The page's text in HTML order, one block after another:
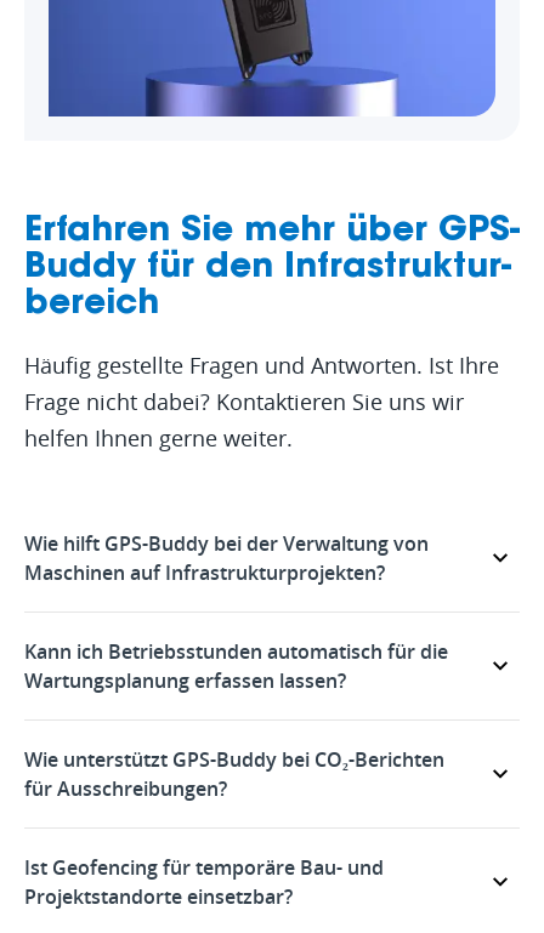
Erfahren Sie mehr über GPS-
Buddy für den Infrastruktur­
bereich
Häufig gestellte Fragen und Antworten. Ist Ihre
Frage nicht dabei? Kontaktieren Sie uns wir
helfen Ihnen gerne weiter.
Wie hilft GPS-Buddy bei der Verwaltung von
Maschinen auf Infrastrukturprojekten?
Kann ich Betriebsstunden automatisch für die
Wartungsplanung erfassen lassen?
Wie unterstützt GPS-Buddy bei CO₂-Berichten
für Ausschreibungen?
Ist Geofencing für temporäre Bau- und
Projektstandorte einsetzbar?